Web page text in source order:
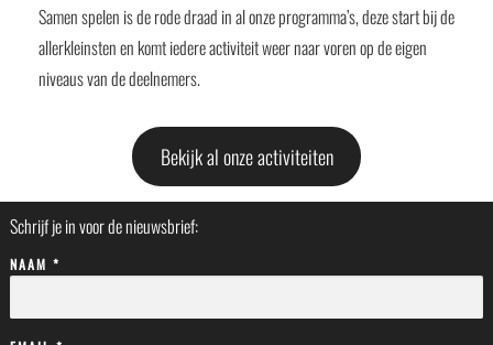
Samen spelen is de rode draad in al onze programma’s, deze start bij de
allerkleinsten en komt iedere activiteit weer naar voren op de eigen
niveaus van de deelnemers.
Bekijk al onze activiteiten
Schrijf je in voor de nieuwsbrief:
NAAM *